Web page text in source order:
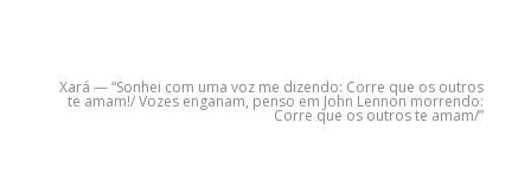
Xará — “Sonhei com uma voz me dizendo: Corre que os outros
te amam!/ Vozes enganam, penso em John Lennon morrendo:
Corre que os outros te amam/”